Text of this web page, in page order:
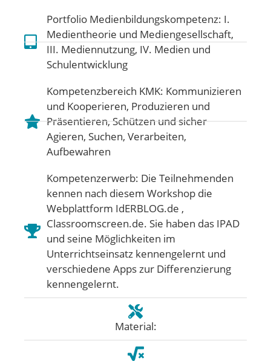
Portfolio Medienbildungskompetenz: I.
Medientheorie und Mediengesellschaft,
III. Mediennutzung, IV. Medien und
Schulentwicklung
Kompetenzbereich KMK: Kommunizieren
und Kooperieren, Produzieren und
Präsentieren,Schützen und sicher
Agieren, Suchen, Verarbeiten,
Aufbewahren
Kompetenzerwerb: Die Teilnehmenden
kennen nach diesem Workshop die
Webplattform IdERBLOG.de ,
Classroomscreen.de. Sie haben das IPAD
und seine Möglichkeiten im
Unterrichtseinsatz kennengelernt und
verschiedene Apps zur Differenzierung
kennengelernt.
Material: